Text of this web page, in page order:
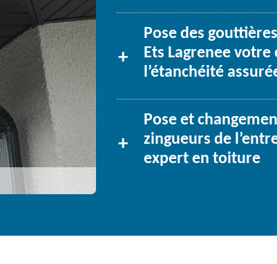
Pose des
Ets Lagrenee
l’étanchéité
Pose et
zingueurs de
expert en toiture